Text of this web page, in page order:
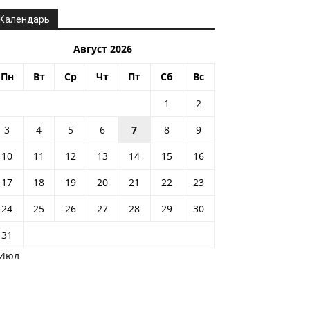
Август 2026
Пн Вт Ср Чт Пт Сб Вс
1
2
3
4 5 6 7 8
9
10
11 12 13 14 15
16
17
18 19 20 21 22
23
24
25 26 27 28 29
30
31